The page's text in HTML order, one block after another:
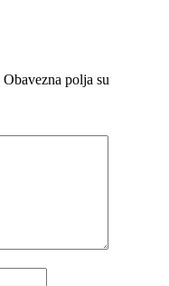
Obavezna polja su